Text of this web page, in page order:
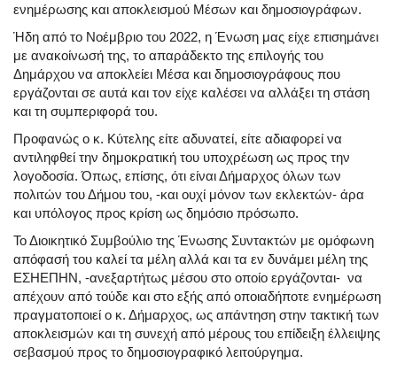
ενημέρωσης και αποκλεισμού Μέσων και δημοσιογράφων.
Ήδη από το Νοέμβριο του 2022, η Ένωση μας είχε επισημάνει
με ανακοίνωσή της, το απαράδεκτο της επιλογής του
Δημάρχου να αποκλείει Μέσα και δημοσιογράφους που
εργάζονται σε αυτά και τον είχε καλέσει να αλλάξει τη στάση
και τη συμπεριφορά του.
Προφανώς ο κ. Κύτελης είτε αδυνατεί, είτε αδιαφορεί να
αντιληφθεί την δημοκρατική του υποχρέωση ως προς την
λογοδοσία. Όπως, επίσης, ότι είναι Δήμαρχος όλων των
πολιτών του Δήμου του, -και ουχί μόνον των εκλεκτών- άρα
και υπόλογος προς κρίση ως δημόσιο πρόσωπο.
Το Διοικητικό Συμβούλιο της Ένωσης Συντακτών με ομόφωνη
απόφασή του καλεί τα μέλη αλλά και τα εν δυνάμει μέλη της
ΕΣΗΕΠΗΝ, -ανεξαρτήτως μέσου στο οποίο εργάζονται- να
απέχουν από τούδε και στο εξής από οποιαδήποτε ενημέρωση
πραγματοποιεί ο κ. Δήμαρχος, ως απάντηση στην τακτική των
αποκλεισμών και τη συνεχή από μέρους του επίδειξη έλλειψης
σεβασμού προς το δημοσιογραφικό λειτούργημα.